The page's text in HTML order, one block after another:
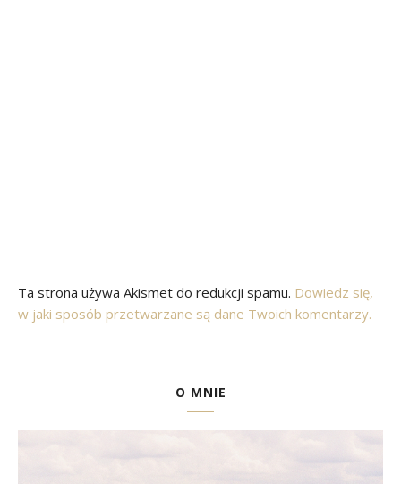
Ta strona używa Akismet do redukcji spamu. Dowiedz się,
w jaki sposób przetwarzane są dane Twoich komentarzy.
O MNIE